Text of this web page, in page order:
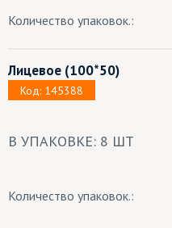
Количество упаковок.:
Лицевое (100*50)
Код: 145388
В УПАКОВКЕ: 8 ШТ
Количество упаковок.: